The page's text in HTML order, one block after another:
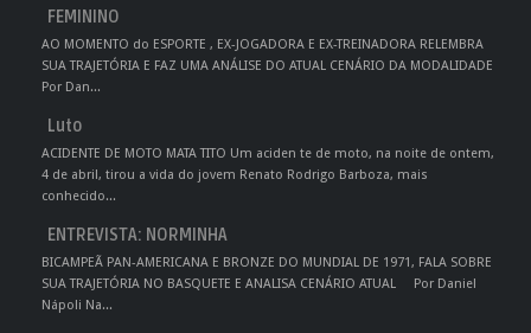
FEMININO
AO MOMENTO do ESPORTE , EX-JOGADORA E EX-TREINADORA RELEMBRA
SUA TRAJETÓRIA E FAZ UMA ANÁLISE DO ATUAL CENÁRIO DA MODALIDADE
Por Dan...
Luto
ACIDENTE DE MOTO MATA TITO Um aciden te de moto, na noite de ontem,
4 de abril, tirou a vida do jovem Renato Rodrigo Barboza, mais
conhecido...
ENTREVISTA: NORMINHA
BICAMPEÃ PAN-AMERICANA E BRONZE DO MUNDIAL DE 1971, FALA SOBRE
SUA TRAJETÓRIA NO BASQUETE E ANALISA CENÁRIO ATUAL Por Daniel
Nápoli Na...